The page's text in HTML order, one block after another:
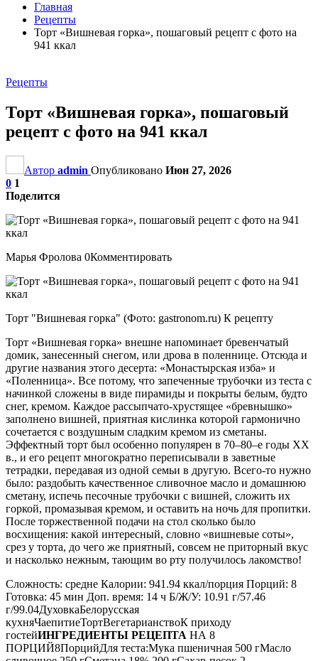
Главная
Рецепты
Торт «Вишневая горка», пошаговый рецепт с фото на
941 ккал
Рецепты
Торт «Вишневая горка», пошаговый
рецепт с фото на 941 ккал
Автор admin Опубликовано Июн 27, 2026
0 1
Поделится
Марья Фролова 0Комментировать
Торт "Вишневая горка" (Фото: gastronom.ru) К рецепту
Торт «Вишневая горка» внешне напоминает бревенчатый
домик, занесенный снегом, или дрова в поленнице. Отсюда и
другие названия этого десерта: «Монастырская изба» и
«Поленница». Все потому, что запеченные трубочки из теста с
начинкой сложены в виде пирамиды и покрыты белым, будто
снег, кремом. Каждое рассыпчато-хрустящее «бревнышко»
заполнено вишней, приятная кислинка которой гармонично
сочетается с воздушным сладким кремом из сметаны.
Эффектный торт был особенно популярен в 70–80–е годы XX
в., и его рецепт многократно переписывали в заветные
тетрадки, передавая из одной семьи в другую. Всего-то нужно
было: раздобыть качественное сливочное масло и домашнюю
сметану, испечь песочные трубочки с вишней, сложить их
горкой, промазывая кремом, и оставить на ночь для пропитки.
После торжественной подачи на стол сколько было
восхищения: какой интересный, словно «вишневые соты»,
срез у торта, до чего же приятный, совсем не приторный вкус
и насколько нежным, тающим во рту получилось лакомство!
Сложность: средне Калории: 941.94 ккал/порция Порций: 8
Готовка: 45 мин Доп. время: 14 ч Б/Ж/У: 10.91 г/57.46
г/99.04ДуховкаБелорусская
кухняЧаепитиеТортВегетарианствоК приходу
гостейИНГРЕДИЕНТЫ РЕЦЕПТА НА 8
ПОРЦИЙ8ПорцийДля теста:Мука пшеничная 500 гМасло